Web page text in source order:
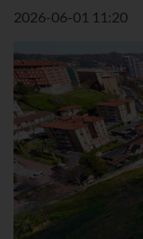
2026-06-01 11:20